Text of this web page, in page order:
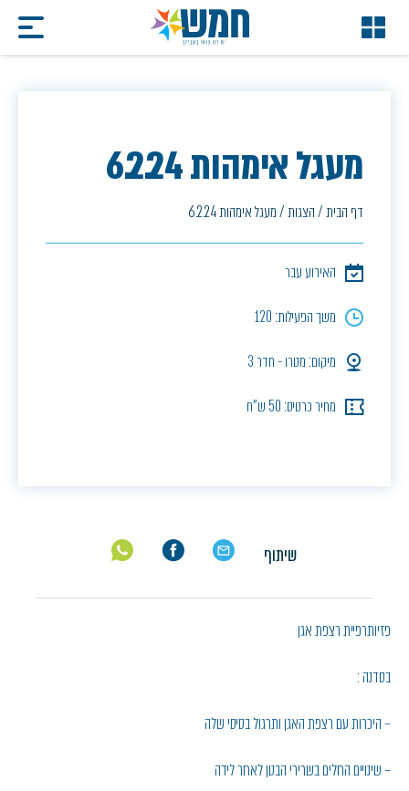
מעגל אימהות 6.2.24
דף הבית/הצגות/מעגל אימהות 6.2.24
האירוע עבר
משך הפעילות: 120
מיקום: מטרו - חדר 3
מחיר כרטיס: 50 ש"ח
שיתוף
פזיותרפיית רצפת אגן
בסדנה :
– היכרות עם רצפת האגן ותרגול בסיסי שלה
– שינויים החלים בשרירי הבטן לאחר לידה